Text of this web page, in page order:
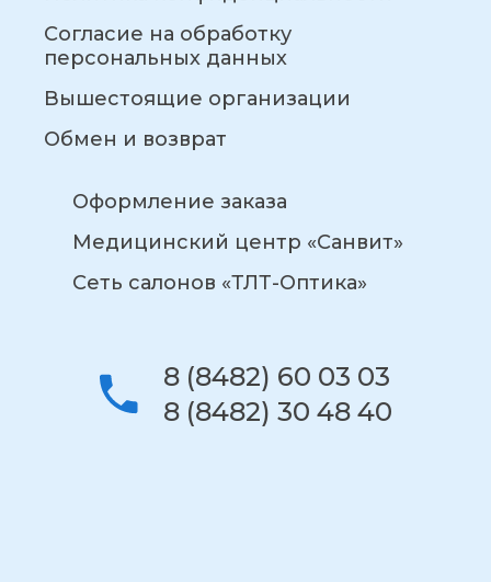
Согласие на обработку
персональных данных
Вышестоящие организации
Обмен и возврат
Оформление заказа
Медицинский центр «Санвит»
Сеть салонов «ТЛТ-Оптика»
8 (8482) 60 03 03
8 (8482) 30 48 40